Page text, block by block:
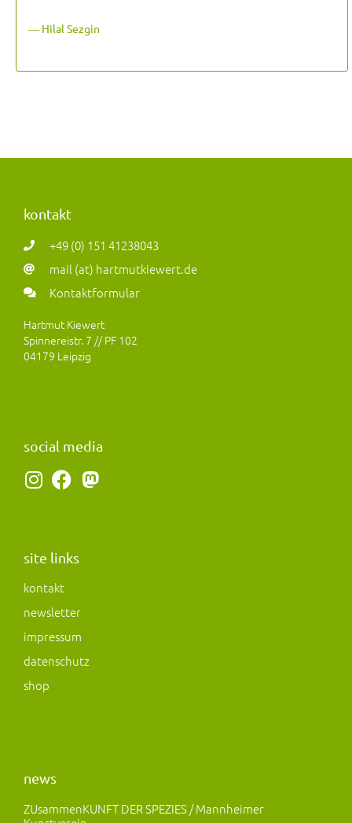
― Hilal Sezgin
kontakt
+49 (0) 151 41238043
mail (at) hartmutkiewert.de
Kontaktformular
Hartmut Kiewert
Spinnereistr. 7 // PF 102
04179 Leipzig
social media
I
a
r
a
m
F
b
o
k
M
site links
kontakt
newsletter
impressum
datenschutz
shop
news
ZUsammenKUNFT DER SPEZIES / Mannheimer